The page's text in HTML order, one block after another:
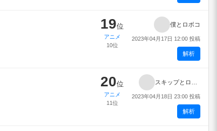
19位
アニメ
10位
僕とロボコ
2023年04月17日 12:00 投稿
解析
20位
アニメ
11位
スキップとローファー
2023年04月18日 23:00 投稿
解析